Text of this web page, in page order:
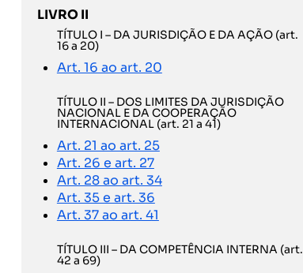
LIVRO II
TÍTULO I – DA JURISDIÇÃO E DA AÇÃO (art.
16 a 20)
Art. 16 ao art. 20
TÍTULO II – DOS LIMITES DA JURISDIÇÃO
NACIONAL E DA COOPERAÇÃO
INTERNACIONAL (art. 21 a 41)
Art. 21 ao art. 25
Art. 26 e art. 27
Art. 28 ao art. 34
Art. 35 e art. 36
Art. 37 ao art. 41
TÍTULO III – DA COMPETÊNCIA INTERNA (art.
42 a 69)